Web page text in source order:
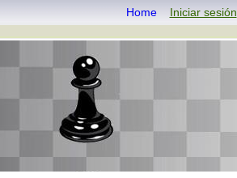
Home Iniciar sesión